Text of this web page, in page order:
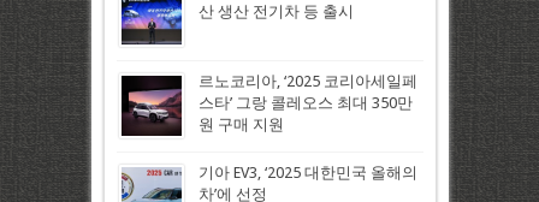
산 생산 전기차 등 출시
르노코리아, ‘2025 코리아세일페
스타’ 그랑 콜레오스 최대 350만
원 구매 지원
기아 EV3, ‘2025 대한민국 올해의
차’에 선정